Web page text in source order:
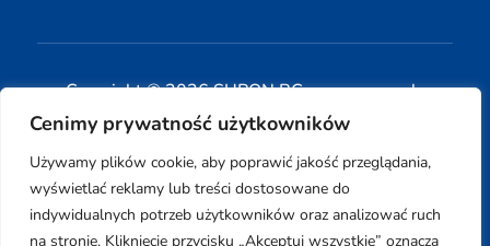
Cenimy prywatność użytkowników
Używamy plików cookie, aby poprawić jakość przeglądania,
wyświetlać reklamy lub treści dostosowane do
indywidualnych potrzeb użytkowników oraz analizować ruch
na stronie. Kliknięcie przycisku „Akceptuj wszystkie” oznacza
Copyright © 2026 SUPON BC sp, z o. o. sp. k.
| Realizacja: www.woh.group